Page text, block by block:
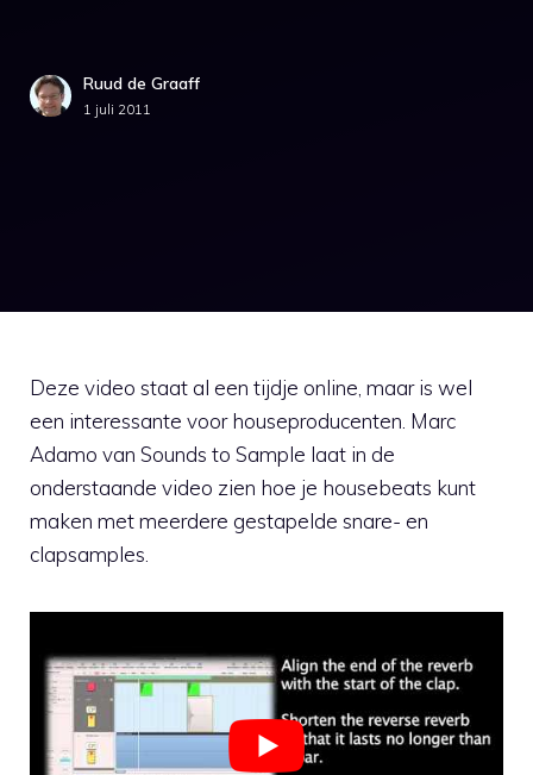
Ruud de Graaff
1 juli 2011
Deze video staat al een tijdje online, maar is wel
een interessante voor houseproducenten. Marc
Adamo van Sounds to Sample laat in de
onderstaande video zien hoe je housebeats kunt
maken met meerdere gestapelde snare- en
clapsamples.